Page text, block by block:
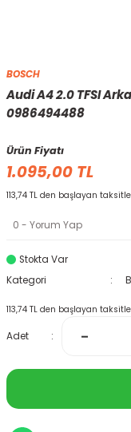
BOSCH
Audi A4 2.0 TFSI
0986494488
Ürün Fiyatı
1.095,00 TL
113,74 TL den başlayan
0 - Yorum Yap
Stokta Var
Kategori
113,74 TL den başlayan
Adet